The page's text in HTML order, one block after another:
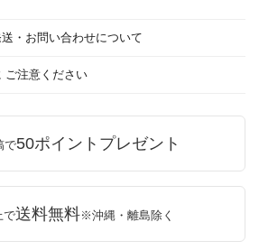
・お問い合わせについて
ご注意ください
で50ポイントプレゼント
で送料無料※沖縄・離島除く